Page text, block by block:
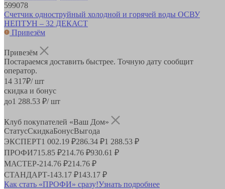
599078
Счетчик одноструйный холодной и горячей воды ОСВУ
НЕПТУН – 32 ДЕКАСТ
Привезём
Привезём
Постараемся доставить быстрее. Точную дату сообщит
оператор.
14 317₽/ шт
скидка и бонус
до1 288.53 ₽/ шт
Клуб покупателей «Ваш Дом»
СтатусСкидкаБонусВыгода
ЭКСПЕРТ1 002.19 ₽286.34 ₽1 288.53 ₽
ПРОФИ715.85 ₽214.76 ₽930.61 ₽
МАСТЕР-214.76 ₽214.76 ₽
СТАНДАРТ-143.17 ₽143.17 ₽
Как стать «ПРОФИ» сразу!Узнать подробнее